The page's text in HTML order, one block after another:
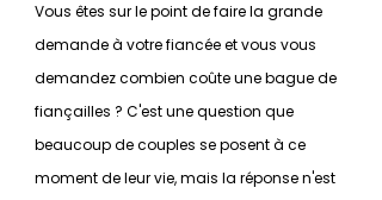
Vous êtes sur le point de faire la grande
demande à votre fiancée et vous vous
demandez combien coûte une bague de
fiançailles ? C'est une question que
beaucoup de couples se posent à ce
moment de leur vie, mais la réponse n'est